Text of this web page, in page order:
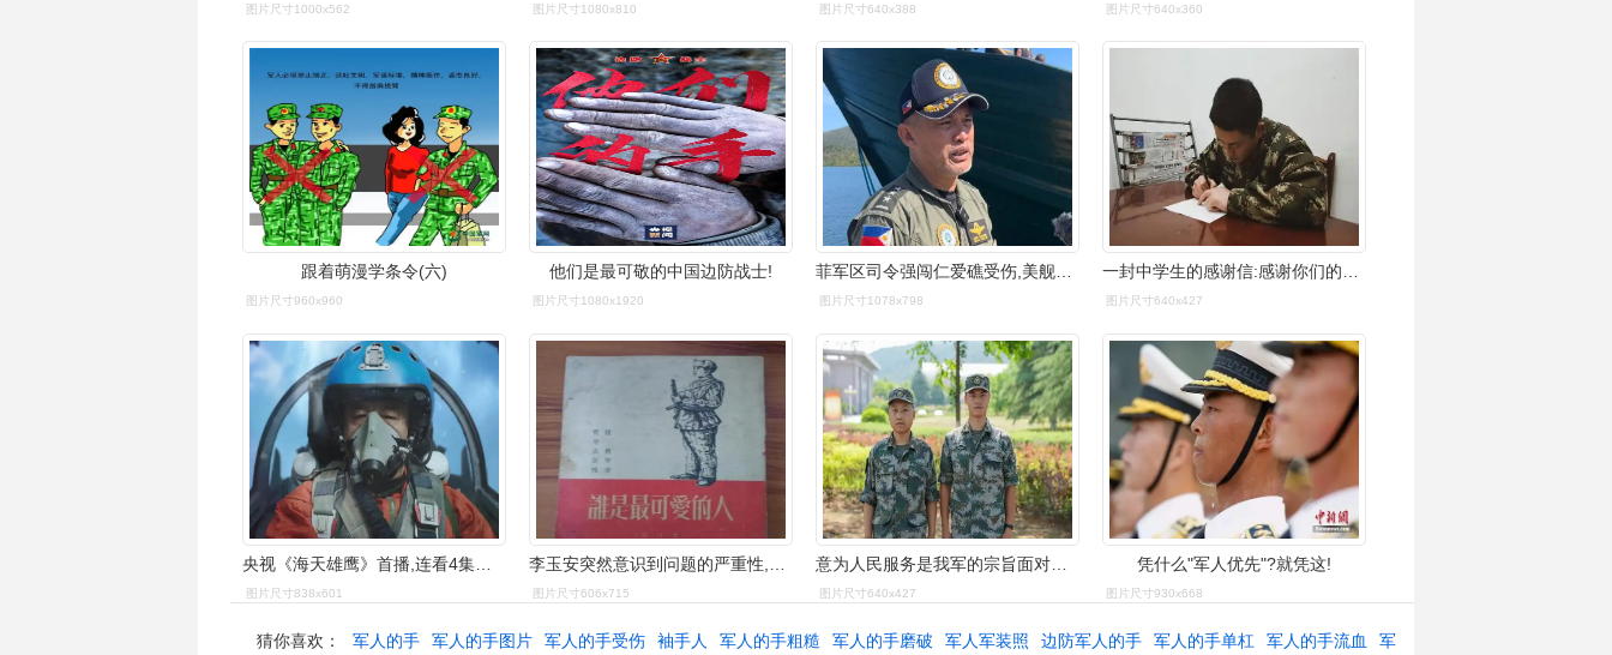
图片尺寸1000x562 图片尺寸1080x810 图片尺寸640x388 图片尺寸640x360
跟着萌漫学条令(六)
图片尺寸960x960
他们是最可敬的中国边防战士!
图片尺寸1080x1920
菲军区司令强闯仁爱礁受伤,美舰全程袖手旁观,事后狡
图片尺寸1078x798
一封中学生的感谢信:感谢你们的负重前行!
图片尺寸640x427
央视《海天雄鹰》首播,连看4集后,我要说:央视这回又押对了宝
图片尺寸838x601
李玉安突然意识到问题的严重性,不禁回想起前几天邻居家小孩天真无邪
图片尺寸606x715
意为人民服务是我军的宗旨面对百姓安危每名军人都不会袖手旁观李睿晨
图片尺寸640x427
凭什么"军人优先"?就凭这!
图片尺寸930x668
猜你喜欢： 军人的手 军人的手图片 军人的手受伤 袖手人 军人的手粗糙 军人的手磨破 军人军装照 边防军人的手 军人的手单杠 军人的手流血 军